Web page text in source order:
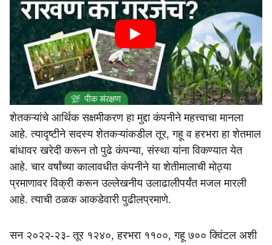
शेतकऱ्यांचे आर्थिक सक्षमीकरण हा मुद्दा कंपनीने महत्त्वाचा मानला
आहे. त्यादृष्टीने सदस्य शेतकऱ्यांकडील तूर, गहू व हरभरा हा शेतमाल
बांधावर खरेदी करून तो पुढे कंपन्या, संस्था यांना विकण्यात येत
आहे. चार वर्षांच्या कालावधीत कंपनीने या शेतीमालाची मोठ्या
प्रमाणावर विक्री करून उल्लेखनीय उलाढालीपर्यंत मजल मारली
आहे. त्याची ठळक आकडेवारी पुढीलप्रमाणे.
सन २०२२-२३- तूर १२४०, हरभरा ११००, गहू ७०० क्विंटल अशी